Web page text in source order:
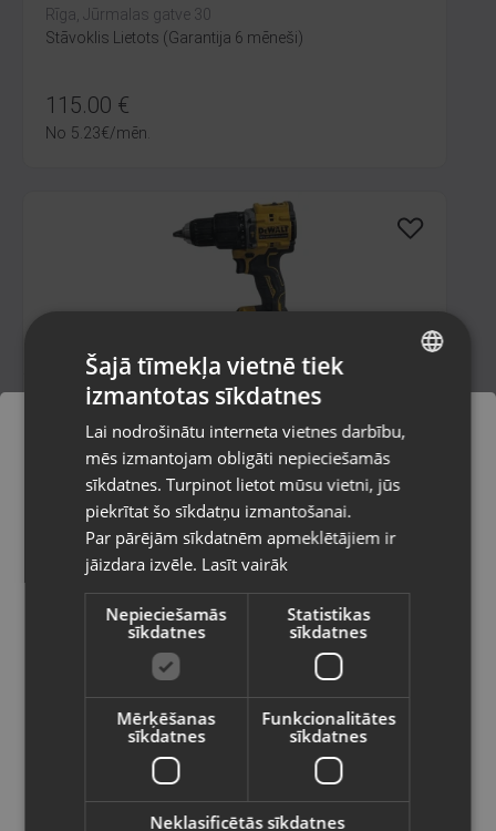
Rīga, Jūrmalas gatve 30
Stāvoklis Lietots (Garantija 6 mēneši)
115.00 €
No 5.23€/mēn.
DeWalt DCD100Y
Rīga, Paula Lejiņa iela 2
Stāvoklis Lietots (Garantija 6 mēneši)
160.00€
/mēn.
Ryobi R18DD3
Pasūtījumi tiks piegādāti uz
izvēlēto valsti
Vietnes saturs būs attēlots izvēlētajā
valodā
Valsts
Latviešu / Latvian
RUSSIAN
Šajā tīmekļa vietnē tiek
izmantotas sīkdatnes
Lai nodrošinātu interneta vietnes darbību,
mēs izmantojam obligāti nepieciešamās
sīkdatnes. Turpinot lietot mūsu vietni, jūs
piekrītat šo sīkdatņu izmantošanai.
Par pārējām sīkdatnēm apmeklētājiem ir
jāizdara izvēle. Lasīt vairāk
Nepieciešamās
sīkdatnes
Statistikas
sīkdatnes
Mērķēšanas
sīkdatnes
Funkcionalitātes
sīkdatnes
Neklasificētās sīkdatnes